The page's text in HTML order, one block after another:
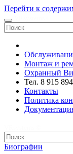
Перейти к
Монтаж и
Охранный
Тел. 8 915
Контакты
Политика
Биографии